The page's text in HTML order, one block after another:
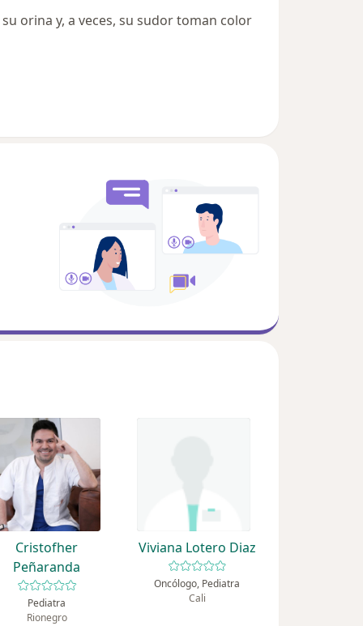
orina y, a veces, su sudor toman color
Cristofher
Peñaranda
Pediatra
Rionegro
Viviana Lotero Diaz
Oncólogo, Pediatra
Cali